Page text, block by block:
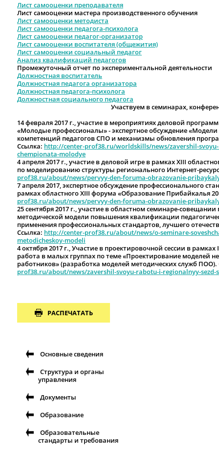
Лист самооценки преподавателя
Лист самооценки мастера производственного обучения
Лист самооценки методиста
Лист самооценки педагога-психолога
Лист самооценки педагог-организатор
Лист самооценки воспитателя (общежития)
Лист самооценки социальный педагог
Анализ квалификаций педагогов
Промежуточный отчет по экспериментальной деятельности
Должностная воспитатель
Должностная педагога организатора
Должностная педагога-психолога
Должностная социального педагога
Участвуем в семинарах,
14 февраля 2017 г., участие в мероприятиях деловой
«Молодые профессионалы» - экспертное обсуждение
компетенций педагогов СПО и механизмы обновления
Ссылка: http://center-prof38.ru/worldskills/news/zavershil-
chempionata-molodye
4 апреля 2017 г., участие в деловой игре в рамках XIII
по моделированию структуры регионального Интернет-
prof38.ru/about/news/pervyy-den-foruma-obrazovanie-
7 апреля 2017, экспертное обсуждение профессионального
рамках областного XIII форума «Образование Прибайкалья
prof38.ru/about/news/pervyy-den-foruma-obrazovanie-
25 сентября 2017 г., участие в областном семинаре-
методической модели повышения квалификации
применения профессиональных стандартов, лучшего
Ссылка: http://center-prof38.ru/about/news/o-seminare-
metodicheskoy-modeli
4 октября 2017 г., Участие в проектировочной сессии в
работа в малых группах по теме «Проектирование моделей
работников» (разработка моделей методических служб
prof38.ru/about/news/zavershil-svoyu-rabotu-i-regionalnyy-sezd-
РАСПЕЧАТАТЬ
Основные сведения
Структура и органы
управления
Документы
Образование
Образовательные
стандарты и требования